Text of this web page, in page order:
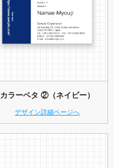
カラーベタ ②（ネイビー）
デザイン詳細ページへ